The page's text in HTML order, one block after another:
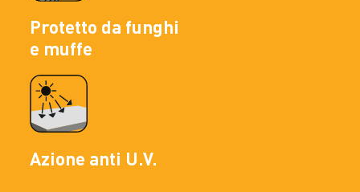
Protetto da funghi
e muffe
Azione anti U.V.